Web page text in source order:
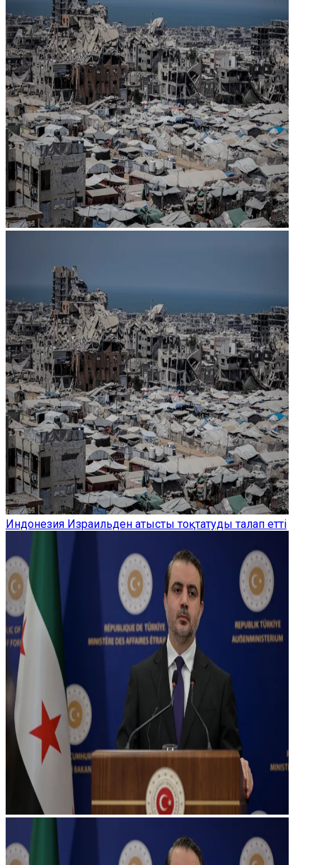
Индонезия Израильден атысты тоқтатуды талап етті